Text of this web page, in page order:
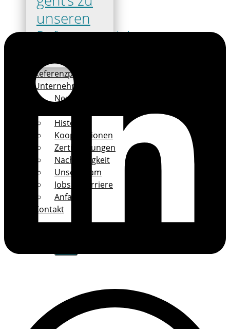
unseren
Referenzprojekten.
Referenzprojekte
Unternehmen
Neues
Historie
Kooperationen
Zertifizierungen
Nachhaltigkeit
Unser Team
Jobs & Karriere
Anfahrt
Kontakt